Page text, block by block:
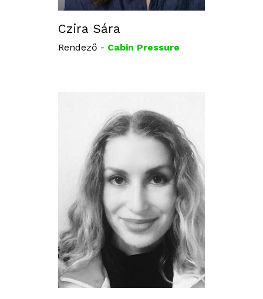
Czira Sára
Rendező - Cabin Pressure